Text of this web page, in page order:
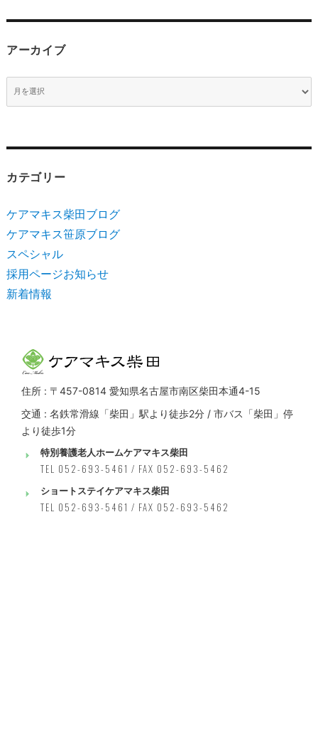
アーカイブ
ア
ー
イ
カテゴリー
ケアマキス柴田ブログ
ケアマキス笹原ブログ
スペシャル
採用ページお知らせ
新着情報
住所 : 〒457-0814 愛知県名古屋市南区柴田本通4-15
交通 : 名鉄常滑線「柴田」駅より徒歩2分 / 市バス「柴田」停
より徒歩1分
特別養護老人ホームケアマキス柴田
TEL 052-693-5461 / FAX 052-693-5462
ショートステイケアマキス柴田
TEL 052-693-5461 / FAX 052-693-5462